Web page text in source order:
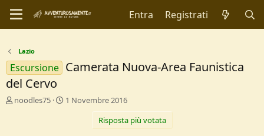
Entra Registrati
Lazio
Escursione Camerata Nuova-Area Faunistica
del Cervo
C
noodles75
D1 Novembre 2016
Risposta più votata